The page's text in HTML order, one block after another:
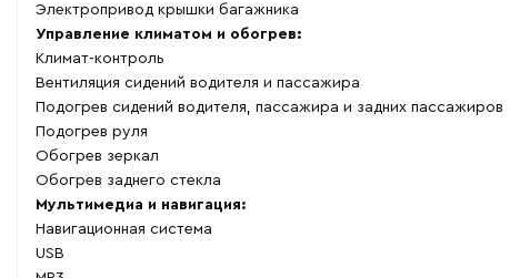
Электропривод крышки багажника
Управление климатом и обогрев:
Климат-контроль
Вентиляция сидений водителя и пассажира
Подогрев сидений водителя, пассажира и задних пассажиров
Подогрев руля
Обогрев зеркал
Обогрев заднего стекла
Мультимедиа и навигация:
Навигационная система
USB